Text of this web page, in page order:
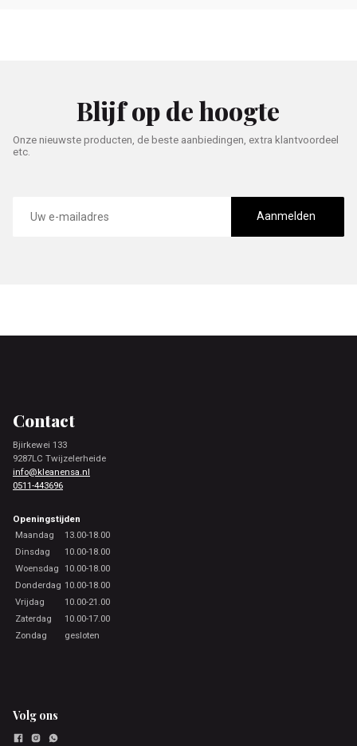
Blijf op de hoogte
Onze nieuwste producten, de beste aanbiedingen, extra klantvoordeel
etc.
mailadres
Aanmelden
Contact
Bjirkewei 133
9287LC Twijzelerheide
info@kleanensa.nl
0511-443696
Openingstijden
Maandag
13.00-18.00
Dinsdag
10.00-18.00
Woensdag 10.00-18.00
Donderdag 10.00-18.00
Vrijdag
10.00-21.00
Zaterdag
10.00-17.00
Zondag
gesloten
Volg ons